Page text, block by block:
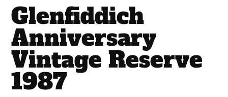
Glenfiddich
Anniversary
Vintage Reserve
1987